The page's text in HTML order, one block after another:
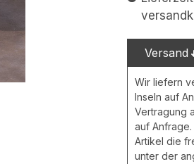
Versand
Wir liefern
Inseln auf
Vertragung
auf
Artikel die
unter der